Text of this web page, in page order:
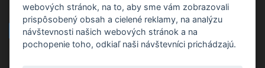
Žilina Čadca
Záruka kvality
webových stránok, na to, aby sme vám zobrazovali
prispôsobený obsah a cielené reklamy, na analýzu
návštevnosti našich webových stránok a na
pochopenie toho, odkiaľ naši návštevníci prichádzajú.